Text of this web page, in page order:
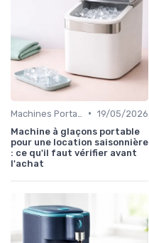
• 19/05/2026
Machine à glaçons portable
pour une location saisonnière
: ce qu'il faut vérifier avant
l'achat